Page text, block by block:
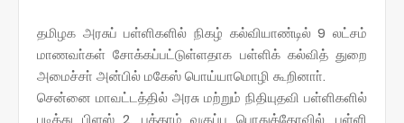
தமிழக அரசுப் பள்ளிகளில் நிகழ் கல்வியாண்டில் 9 லட்சம்
மாணவா்கள் சோக்கப்பட்டுள்ளதாக பள்ளிக் கல்வித் துறை
அமைச்சா் அன்பில் மகேஸ் பொய்யாமொழி கூறினாா்.
சென்னை மாவட்டத்தில் அரசு மற்றும் நிதியுதவி பள்ளிகளில்
படித்து பிளஸ் 2, பத்தாம் வகுப்பு பொதுத்தோவில், பள்ளி